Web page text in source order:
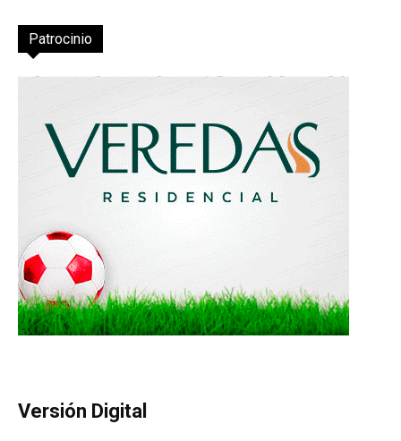
Patrocinio
Versión Digital